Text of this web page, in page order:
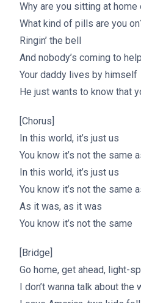
Why are you sitting at home
What kind of pills are you
Ringin’ the bell
And nobody’s coming to help
Your daddy lives by himself
He just wants to know that
[Chorus]
In this world, it’s just us
You know it’s not the same
In this world, it’s just us
You know it’s not the same
As it was, as it was
You know it’s not the same
[Bridge]
Go home, get ahead, light-
I don’t wanna talk about the